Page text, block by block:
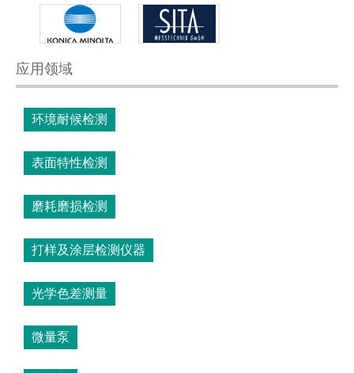
应用领域
环境耐候检测
表面特性检测
磨耗磨损检测
打样及涂层检测仪器
光学色差测量
微量泵